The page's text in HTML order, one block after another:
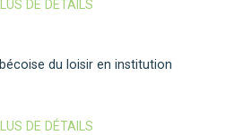
DE DÉTAILS
du loisir en institution
DE DÉTAILS